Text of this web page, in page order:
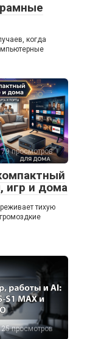
когда
79 просмотров
игр и дома
тихую
25 просмотров